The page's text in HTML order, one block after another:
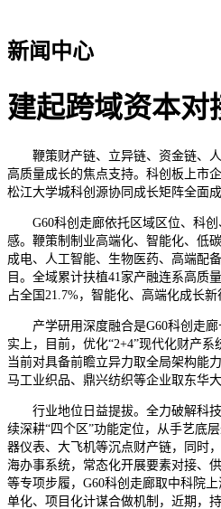
新闻中心
建起跨域资本对
鞭策财产链、立异链、资金链、人
高质量成长的焦点支持。科创板上市
松江大学城科创源协同成长矩阵全面成
G60科创走廊依托区域区位、科创
感。鞭策制制业高端化、智能化、低
成电、人工智能、生物医药、高端配
目。全域累计扶植41家产融连系高质
占全国21.7%，智能化、高端化成长新
产学研用深度融合是G60科创走廊
实上，目前，优化“2+4”现代化财产
当前对具备前瞻立异力取全局架构能
马工业织品、鼎兴纺织等企业取东华
行业地位日益提拔。全力破解科技
续深耕“四个区”功能定位，从手艺底
器仪表、大飞机等沉点财产链，同时
海办事系统，常态化开展要素对接、
等专项步履，G60科创走廊取中科院
单化、项目化计谋合做机制，近期，